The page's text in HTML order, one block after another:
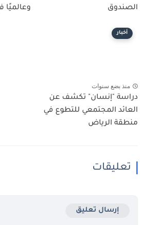
الصندوق
أخبار
منذ بضع سنوات
دراسة "إنسان" تكشف عن
العائد المجتمعي للتطوع في
منطقة الرياض
تعليقات
إرسال تعليق